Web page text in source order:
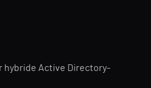
Active Directory-